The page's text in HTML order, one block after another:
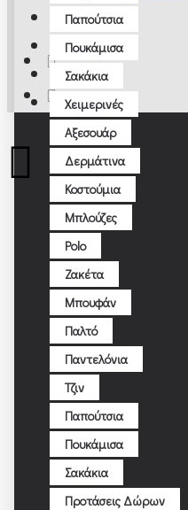
Παπούτσια
Πουκάμισα
Σακάκια
Χειμερινές
Αξεσουάρ
Δερμάτινα
Κοστούμια
Μπλούζες
Polo
Ζακέτα
Μπουφάν
Παλτό
Παντελόνια
Τζιν
Παπούτσια
Πουκάμισα
Σακάκια
Προτάσεις Δώρων